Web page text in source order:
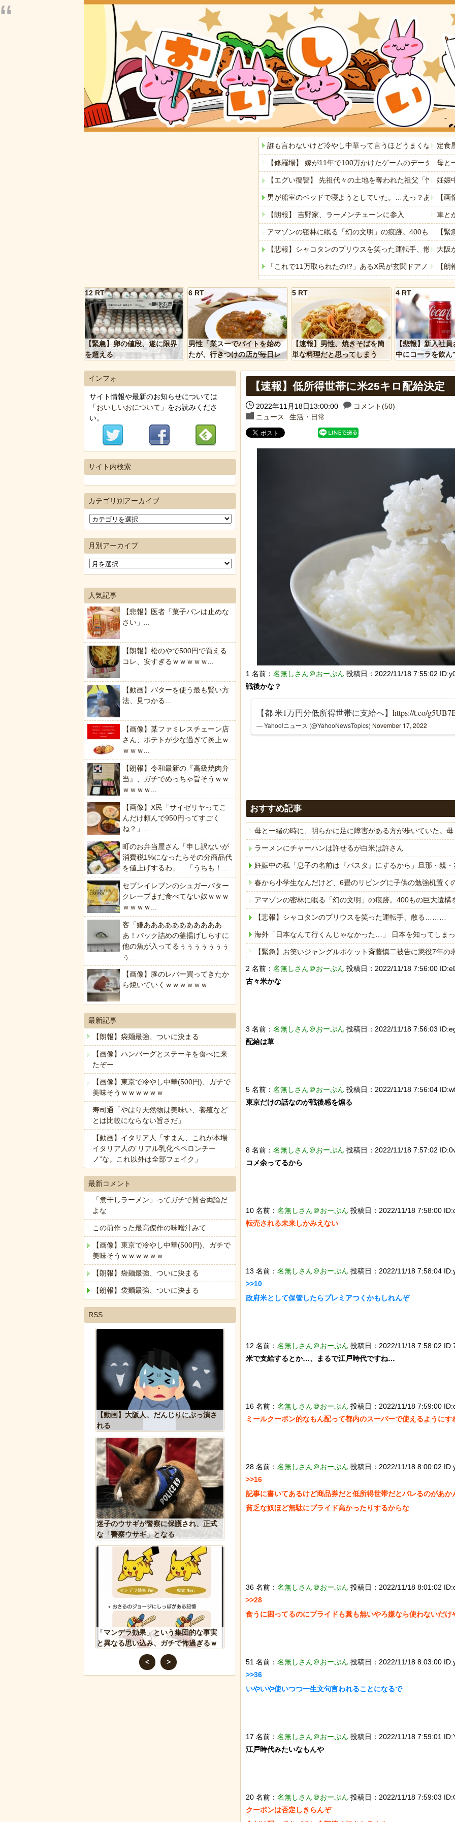
誰も言わないけど冷やし中華って言うほどうまくないよね
【修羅場】 嫁が11年で100万かけたゲームのデータを消
【エグい復讐】 先祖代々の土地を奪われた祖父「憎い
男が船室のベッドで寝ようとしていた。…えっ？あなた
【朗報】 吉野家、ラーメンチェーンに参入
アマゾンの密林に眠る「幻の文明」の痕跡。400もの巨大
【悲報】シャコタンのプリウスを笑った運転手、散る
「これで11万取られたの!?」あるX民が玄関ドアノブの
【悲報】警察に射殺された包丁男、直前に母を亡くし精
ハムスターの日
「アメリカのヤンキーがアジア人にケンカを売った結果
「あなたはアメリカを愛していますか」「はい」トラン
ヒーローのサバイバルアクション Siege Survivors
【中国】パトカーの前で好演技www当たり屋やお煽り運
定食
母と
妊娠
【
車と
【
大阪
【
【に
【医
「
みい
【悲
12 RT
【緊急】卵の値段、遂に限界
を超える
6 RT
男性「業スーでバイトを始め
たが、行きつけの店が毎日レ
5 RT
【速報】男性、焼きそばを簡
単な料理だと思ってしまう
4 RT
【悲報】新入社
中にコーラを飲ん
【速報】低所得世帯に米25キロ配給決定
2022年11月18日13:00:00
コメント(50)
ニュース
生活・日常
1 名前： 名無しさん＠おーぷん 投稿日：2022/11/18 7:55:02
【都 米1万円分低所得世帯に支給へ】 https://t.co/
— Yahoo!ニュース (@YahooNewsTopics) November 17, 2022
おすすめ記事
母と一緒の時に、明らかに足に障害がある方が歩いていた。
ラーメンにチャーハンは許せるが白米は許さん
妊娠中の私「息子の名前は『パスタ』にするから」旦那・親
春から小学生なんだけど、6畳のリビングに子供の勉強机置く
アマゾンの密林に眠る「幻の文明」の痕跡。400もの巨大遺構
【悲報】シャコタンのプリウスを笑った運転手、散る………
海外「日本なんて行くんじゃなかった…」 日本を知ってしま
【緊急】お笑いジャングルポケット斉藤慎二被告に懲役7年
【悲報】警察に射殺された包丁男、直前に母を亡くし精神的
ヒーローのサバイバルアクション Siege Survivors
Powered by livedoor 相互RSS
2 名前： 名無しさん＠おーぷん 投稿日：2022/11/18 7:56:00
古々米かな
3 名前： 名無しさん＠おーぷん 投稿日：2022/11/18 7:56:03
配給は草
5 名前： 名無しさん＠おーぷん 投稿日：2022/11/18 7:56:04
東京だけの話なのが戦後感を煽る
8 名前： 名無しさん＠おーぷん 投稿日：2022/11/18 7:57:02
コメ余ってるから
10 名前： 名無しさん＠おーぷん 投稿日：2022/11/18 7:58:00
転売される未来しかみえない
13 名前： 名無しさん＠おーぷん 投稿日：2022/11/18 7:58:04
>>10
政府米として保管したらプレミアつくかもしれんぞ
12 名前： 名無しさん＠おーぷん 投稿日：2022/11/18 7:58:02
米で支給するとか…、まるで江戸時代ですね…
16 名前： 名無しさん＠おーぷん 投稿日：2022/11/18 7:59:00
ミールクーポン的なもん配って都内のスーパーで使えるようにす
28 名前： 名無しさん＠おーぷん 投稿日：2022/11/18 8:00:02
>>16
記事に書いてあるけど商品券だと低所得世帯だとバレるのがあか
貧乏な奴ほど無駄にプライド高かったりするからな
36 名前： 名無しさん＠おーぷん 投稿日：2022/11/18 8:01:02
>>28
食うに困ってるのにプライドも糞も無いやろ嫌なら使わないだけ
51 名前： 名無しさん＠おーぷん 投稿日：2022/11/18 8:03:00
>>36
いやいや使いつつ一生文句言われることになるで
17 名前： 名無しさん＠おーぷん 投稿日：2022/11/18 7:59:01
江戸時代みたいなもんや
20 名前： 名無しさん＠おーぷん 投稿日：2022/11/18 7:59:03
クーポンは否定しきらんぞ
インフォ
サイト情報や最新のお知らせについては
「おいしいおについて 」をお読みくださ
い。
サイト内検索
カテゴリ別アーカイブ
月別アーカイブ
人気記事
【悲報】医者「菓子パンは止めな
さい」...
【朗報】松のやで500円で買える
コレ、安すぎるｗｗｗｗｗ...
【動画】バターを使う最も賢い方
法、見つかる...
【画像】某ファミレスチェーン店
さん、ポテトが少な過ぎて炎上ｗ
ｗｗｗ...
【朗報】令和最新の『高級焼肉弁
当』、ガチでめっちゃ旨そうｗｗ
ｗｗｗｗ...
【画像】X民「サイゼリヤってこ
んだけ頼んで950円ってすごく
ね？」...
町のお弁当屋さん「申し訳ないが
消費税1%になったらその分商品代
を値上げするわ」 「うちも！...
セブンイレブンのシュガーバター
クレープまだ食べてない奴ｗｗｗ
ｗｗｗｗ...
客「嫌あああああああああああ
あ！パック詰めの釜揚げしらすに
他の魚が入ってるぅぅぅぅぅぅぅ
ぅ...
【画像】豚のレバー買ってきたか
ら焼いていくｗｗｗｗｗｗ...
最新記事
【朗報】袋麺最強、ついに決まる
【画像】ハンバーグとステーキを食べに来
たぞー
【画像】東京で冷やし中華(500円)、ガチで
美味そうｗｗｗｗｗｗ
寿司通「やはり天然物は美味い、養殖など
とは比較にならない旨さだ」
【動画】イタリア人「すまん、これが本場
イタリア人の”リアル乳化ペペロンチー
ノ”な。これ以外は全部フェイク」
最新コメント
「煮干しラーメン」ってガチで賛否両論だ
よな
この前作った最高傑作の味噌汁みて
【画像】東京で冷やし中華(500円)、ガチで
美味そうｗｗｗｗｗｗ
【朗報】袋麺最強、ついに決まる
【朗報】袋麺最強、ついに決まる
RSS
【動画】大阪人、だんじりにぶっ潰さ
迷子のウサギが警察に保護され、正式
な「警察ウサギ」となる
「マンデラ効果」という集団的な事実
と異なる思い込み、ガチで怖過ぎるｗ
ｗｗｗｗｗｗｗｗｗｗｗ
後ろ片足を失った象、保護区で義足を
作ってもらい歩けるように！
歴史的な木星系探査機打ち上げにナマ
ケモノが立ち会っていた件
スナネコの珍しい生態が明らかに。行
動範囲が広く縄張り意識を持たないこ
チャットGPTで「デーモン小
<
>